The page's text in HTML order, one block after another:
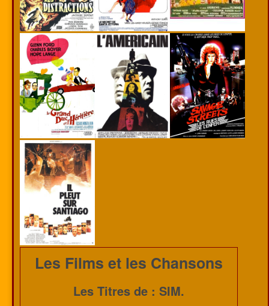
Les Films et les Chansons
Les Titres de : SIM.